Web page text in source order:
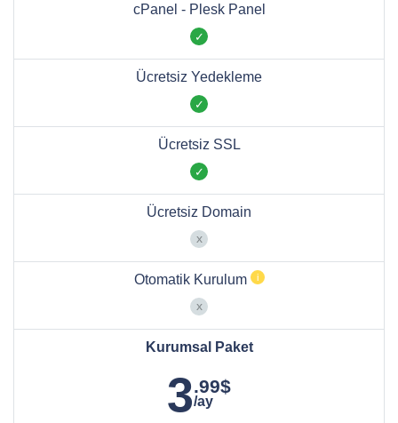
cPanel - Plesk Panel
Ücretsiz Yedekleme
Ücretsiz SSL
Ücretsiz Domain
Otomatik Kurulum
Kurumsal Paket
3.99$
/ay